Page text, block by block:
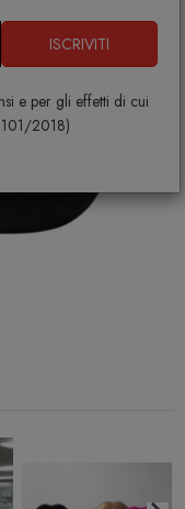
ISCRIVITI
e per gli effetti di cui
101/2018)